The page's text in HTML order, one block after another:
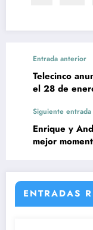
Entrada anterior
Telecinco
el 28 de
Siguiente entrada
Enrique y
mejor
ENTRADAS